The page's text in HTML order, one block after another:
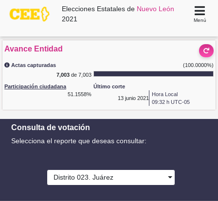
Elecciones Estatales de Nuevo León
2021
Menú
Avance Entidad
Actas capturadas
(100.0000%)
7,003de 7,003
Participación ciudadana
51.1558%
Último corte
13 junio 2021
Hora Local
09:32 h UTC-05
Consulta de votación
Selecciona el reporte que deseas consultar:
Distrito 023. Juárez